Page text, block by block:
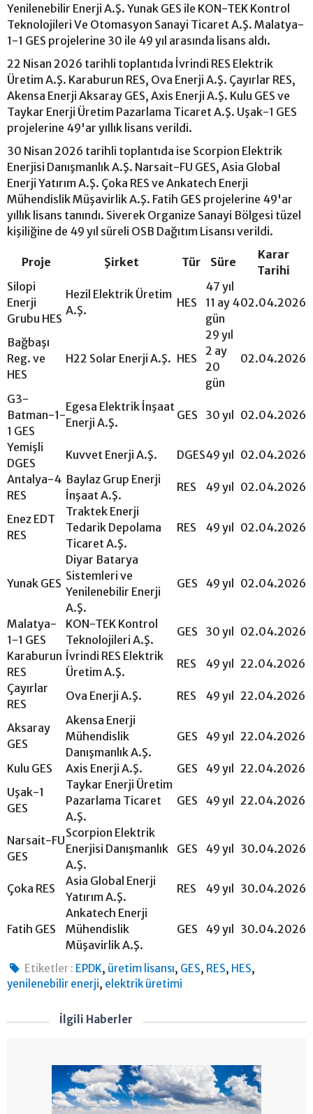
Yenilenebilir Enerji A.Ş. Yunak GES ile KON-TEK Kontrol
Teknolojileri Ve Otomasyon Sanayi Ticaret A.Ş. Malatya-
1-1 GES projelerine 30 ile 49 yıl arasında lisans aldı.
22 Nisan 2026 tarihli toplantıda İvrindi RES Elektrik
Üretim A.Ş. Karaburun RES, Ova Enerji A.Ş. Çayırlar RES,
Akensa Enerji Aksaray GES, Axis Enerji A.Ş. Kulu GES ve
Taykar Enerji Üretim Pazarlama Ticaret A.Ş. Uşak-1 GES
projelerine 49'ar yıllık lisans verildi.
30 Nisan 2026 tarihli toplantıda ise Scorpion Elektrik
Enerjisi Danışmanlık A.Ş. Narsait-FU GES, Asia Global
Enerji Yatırım A.Ş. Çoka RES ve Ankatech Enerji
Mühendislik Müşavirlik A.Ş. Fatih GES projelerine 49'ar
yıllık lisans tanındı. Siverek Organize Sanayi Bölgesi tüzel
kişiliğine de 49 yıl süreli OSB Dağıtım Lisansı verildi.
Proje Şirket Tür Süre
Karar
Tarihi
Silopi
Enerji
Grubu HES
Hezil Elektrik Üretim
A.Ş.
HES
47 yıl
11 ay 4
gün
02.04.2026
Bağbaşı
Reg. ve
HES
H22 Solar Enerji A.Ş. HES
29 yıl
2 ay
20
gün
02.04.2026
G3-
Batman-1-
1 GES
Egesa Elektrik İnşaat
Enerji A.Ş.
GES 30 yıl 02.04.2026
Yemişli
DGES
Kuvvet Enerji A.Ş. DGES49 yıl 02.04.2026
Antalya-4
RES
Baylaz Grup Enerji
İnşaat A.Ş.
RES 49 yıl 02.04.2026
Enez EDT
RES
Traktek Enerji
Tedarik Depolama
Ticaret A.Ş.
RES 49 yıl 02.04.2026
Yunak GES
Diyar Batarya
Sistemleri ve
Yenilenebilir Enerji
A.Ş.
GES 49 yıl 02.04.2026
Malatya-
1-1 GES
KON-TEK Kontrol
Teknolojileri A.Ş.
GES 30 yıl 02.04.2026
Karaburun
RES
İvrindi RES Elektrik
Üretim A.Ş.
RES 49 yıl 22.04.2026
Çayırlar
RES
Ova Enerji A.Ş. RES 49 yıl 22.04.2026
Aksaray
GES
Akensa Enerji
Mühendislik
Danışmanlık A.Ş.
GES 49 yıl 22.04.2026
Kulu GES Axis Enerji A.Ş. GES 49 yıl 22.04.2026
Uşak-1
GES
Taykar Enerji Üretim
Pazarlama Ticaret
A.Ş.
GES 49 yıl 22.04.2026
Narsait-FU
GES
Scorpion Elektrik
Enerjisi Danışmanlık
A.Ş.
GES 49 yıl 30.04.2026
Çoka RES
Asia Global Enerji
Yatırım A.Ş.
RES 49 yıl 30.04.2026
Fatih GES
Ankatech Enerji
Mühendislik
Müşavirlik A.Ş.
GES 49 yıl 30.04.2026
Etiketler : EPDK, üretim lisansı, GES, RES, HES,
yenilenebilir enerji, elektrik üretimi
İlgili Haberler